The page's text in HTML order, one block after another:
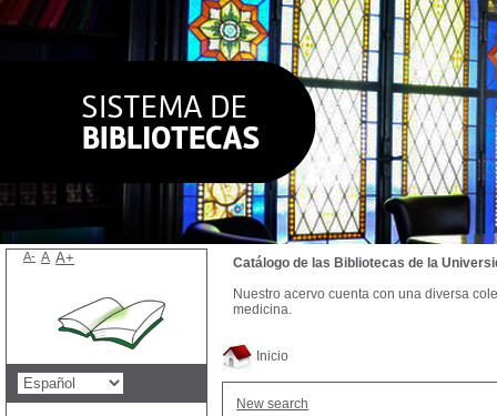
Inicio
New search
Catálogo de las Bibliotecas de la
Nuestro acervo cuenta con una diversa
medicina.
A- A A+